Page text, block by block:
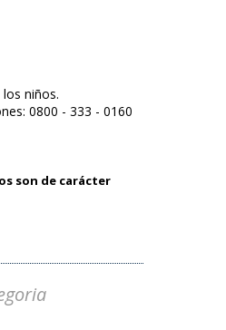
niños.
0800 - 333 - 0160
son de carácter